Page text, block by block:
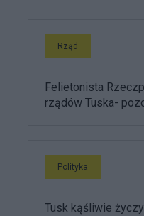
Rząd
Felietonista
rządów Tuska-
Polityka
Tusk kąśliwie